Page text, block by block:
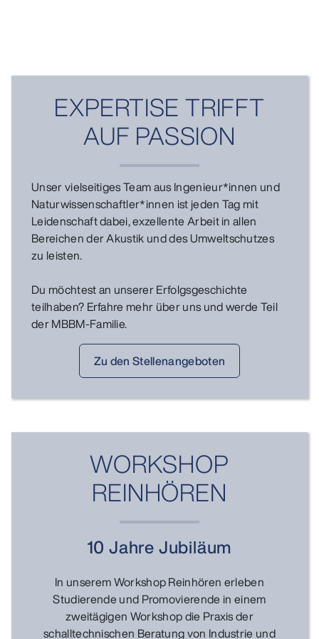
EXPERTISE TRIFFT
AUF PASSION
Unser vielseitiges Team aus Ingenieur*innen und
Naturwissenschaftler*innen ist jeden Tag mit
Leidenschaft dabei, exzellente Arbeit in allen
Bereichen der Akustik und des Umweltschutzes
zu leisten.
Du möchtest an unserer Erfolgsgeschichte
teilhaben? Erfahre mehr über uns und werde Teil
der MBBM-Familie.
Zu den Stellenangeboten
WORKSHOP
REINHÖREN
10 Jahre Jubiläum
In unserem Workshop Reinhören erleben
Studierende und Promovierende in einem
zweitägigen Workshop die Praxis der
schalltechnischen Beratung von Industrie und